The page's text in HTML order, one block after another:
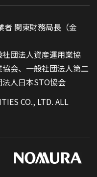
者 関東財務局長（金
団法人資産運用業協
会、一般社団法人第二
人日本STO協会
CO., LTD. ALL